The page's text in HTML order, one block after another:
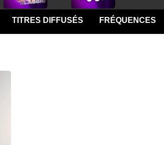
TITRES DIFFUSÉS FRÉQUENCES